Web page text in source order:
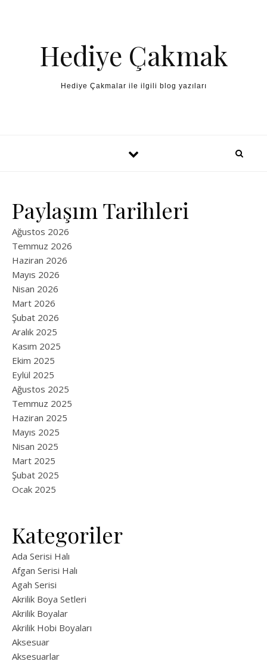
Hediye Çakmak
Hediye Çakmalar ile ilgili blog yazıları
Paylaşım Tarihleri
Ağustos 2026
Temmuz 2026
Haziran 2026
Mayıs 2026
Nisan 2026
Mart 2026
Şubat 2026
Aralık 2025
Kasım 2025
Ekim 2025
Eylül 2025
Ağustos 2025
Temmuz 2025
Haziran 2025
Mayıs 2025
Nisan 2025
Mart 2025
Şubat 2025
Ocak 2025
Kategoriler
Ada Serisi Halı
Afgan Serisi Halı
Agah Serisi
Akrilik Boya Setleri
Akrilik Boyalar
Akrilik Hobi Boyaları
Aksesuar
Aksesuarlar